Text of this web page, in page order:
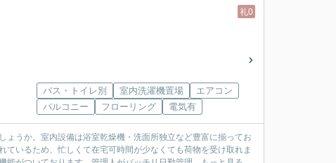
礼0
バス・トイレ別 室内洗濯機置場
エアコン
バルコニー
フローリング 電気有
うか。室内設備は浴室乾燥機・洗面所独立など豊富に揃ってお
いるため、忙しくて在宅可時間が少なくても荷物を受け取れま